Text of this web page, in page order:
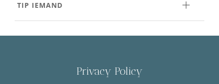
TIP IEMAND
Privacy Policy